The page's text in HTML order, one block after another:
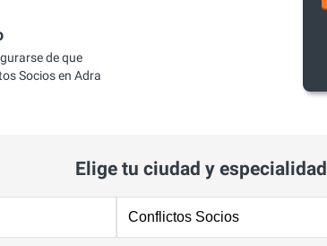
de que
Socios en Adra
Elige tu ciudad y especialidad